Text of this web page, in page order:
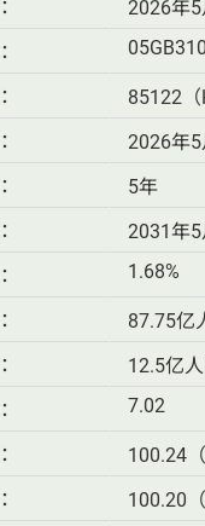
：
2026年
：
：
85122（
：
2026年
：
5年
：
2031年
： 1.68%
：
87.75亿
：
12.5亿
： 7.02
： 100.24
： 100.20